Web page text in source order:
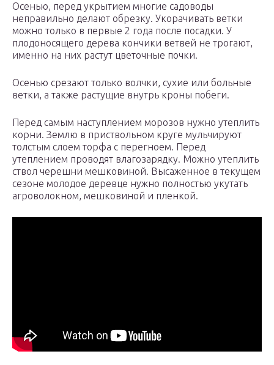
Осенью, перед укрытием многие садоводы
неправильно делают обрезку. Укорачивать ветки
можно только в первые 2 года после посадки. У
плодоносящего дерева кончики ветвей не трогают,
именно на них растут цветочные почки.
Осенью срезают только волчки, сухие или больные
ветки, а также растущие внутрь кроны побеги.
Перед самым наступлением морозов нужно утеплить
корни. Землю в приствольном круге мульчируют
толстым слоем торфа с перегноем. Перед
утеплением проводят влагозарядку. Можно утеплить
ствол черешни мешковиной. Высаженное в текущем
сезоне молодое деревце нужно полностью укутать
агроволокном, мешковиной и пленкой.